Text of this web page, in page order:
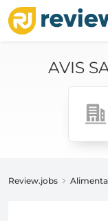
AVIS
Review.jobs